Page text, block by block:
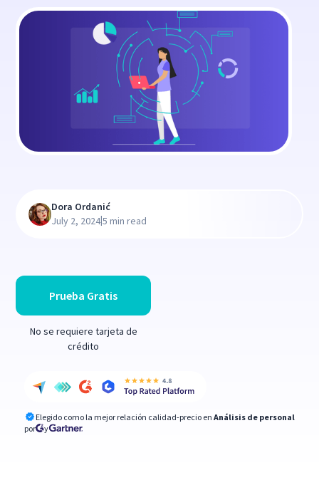
Prueba Gratis
No se requiere tarjeta de
crédito
Elegido como la mejor relación calidad-precio en Análisis de personal
por
y
Dora Ordanić
July 2, 2024|5 min read